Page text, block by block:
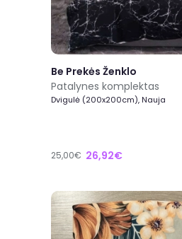
Be Prekės Ženklo
Patalynes komplektas
Dvigulė (200x200cm), Nauja
25,00€ 26,92€